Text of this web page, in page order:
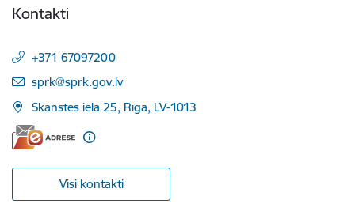
Kontakti
+371 67097200
E-pasts:
sprk@sprk.gov.lv
Skanstes iela 25, Rīga, LV-1013
Visi kontakti